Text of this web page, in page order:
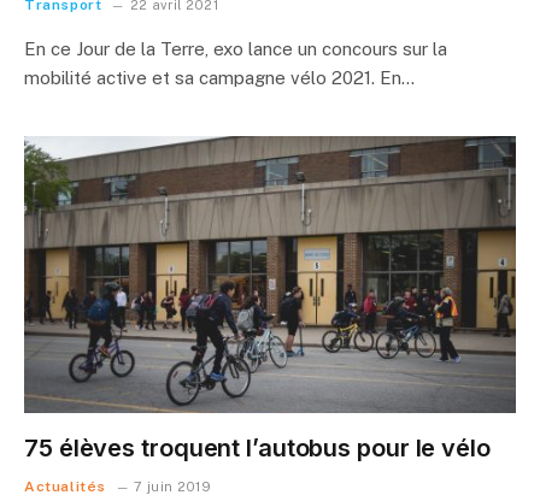
Transport 22 avril 2021
En ce Jour de la Terre, exo lance un concours sur la
mobilité active et sa campagne vélo 2021. En…
75 élèves troquent l’autobus pour le vélo
Actualités 7 juin 2019